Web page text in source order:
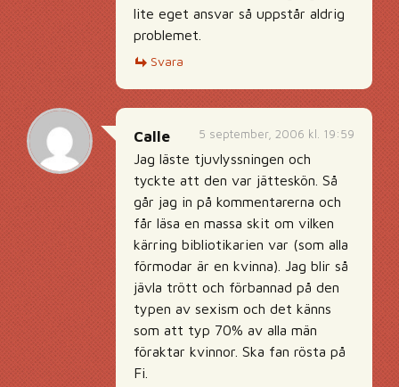
lite eget ansvar så uppstår aldrig
problemet.
Svara
5 september, 2006 kl. 19:59
Calle
Jag läste tjuvlyssningen och
tyckte att den var jätteskön. Så
går jag in på kommentarerna och
får läsa en massa skit om vilken
kärring bibliotikarien var (som alla
förmodar är en kvinna). Jag blir så
jävla trött och förbannad på den
typen av sexism och det känns
som att typ 70% av alla män
föraktar kvinnor. Ska fan rösta på
Fi.